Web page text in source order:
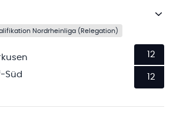
Nordrheinliga (Relegation)
Süd
12
12